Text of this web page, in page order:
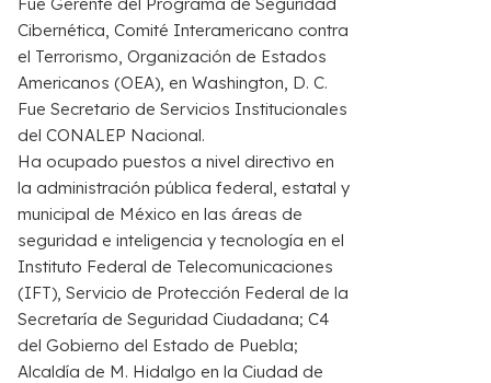
Cibernética, Comité Interamericano contra
el Terrorismo, Organización de Estados
Americanos (OEA), en Washington, D. C.
Fue Secretario de Servicios Institucionales
del CONALEP Nacional.
Ha ocupado puestos a nivel directivo en
la administración pública federal, estatal y
municipal de México en las áreas de
seguridad e inteligencia y tecnología en el
Instituto Federal de Telecomunicaciones
(IFT), Servicio de Protección Federal de la
Secretaría de Seguridad Ciudadana; C4
del Gobierno del Estado de Puebla;
Alcaldía de M. Hidalgo en la Ciudad de